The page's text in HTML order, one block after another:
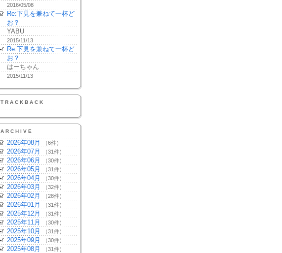
2016/05/08
Re:下見を兼ねて一杯ど
お？
YABU
2015/11/13
Re:下見を兼ねて一杯ど
お？
はーちゃん
2015/11/13
TRACKBACK
ARCHIVE
2026年08月 （6件）
2026年07月 （31件）
2026年06月 （30件）
2026年05月 （31件）
2026年04月 （30件）
2026年03月 （32件）
2026年02月 （28件）
2026年01月 （31件）
2025年12月 （31件）
2025年11月 （30件）
2025年10月 （31件）
2025年09月 （30件）
2025年08月 （31件）